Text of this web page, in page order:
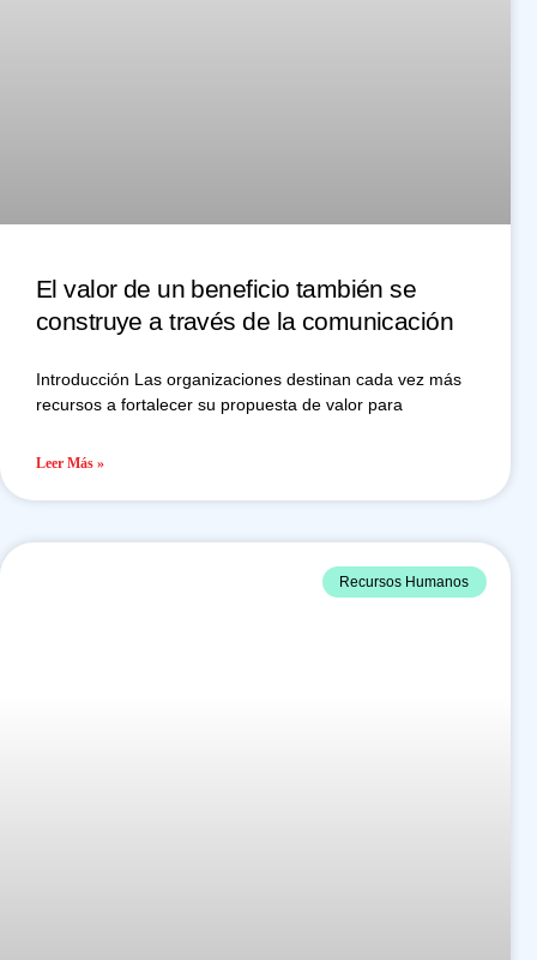
El valor de un beneficio también se
construye a través de la comunicación
Introducción Las organizaciones destinan cada vez más
recursos a fortalecer su propuesta de valor para
Leer Más »
Recursos Humanos